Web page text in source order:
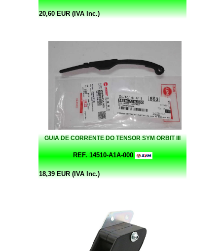
20,60 EUR (IVA Inc.)
GUIA DE CORRENTE DO TENSOR SYM ORBIT III
REF. 14510-A1A-000
18,39 EUR (IVA Inc.)